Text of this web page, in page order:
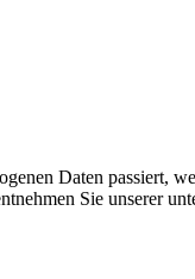
Daten passiert,
Sie unserer